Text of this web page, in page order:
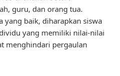
guru, dan orang tua.
yang baik, diharapkan siswa
yang memiliki nilai-nilai
menghindari pergaulan